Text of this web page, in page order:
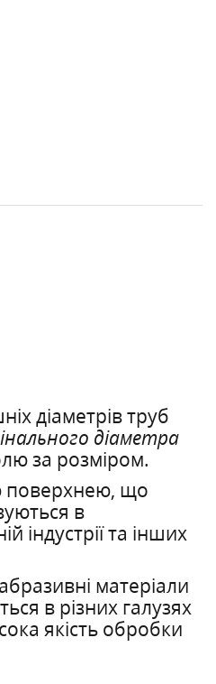
діаметрів труб
діаметра
за розміром.
поверхнею, що
в
індустрії та інших
матеріали
в різних галузях
якість обробки